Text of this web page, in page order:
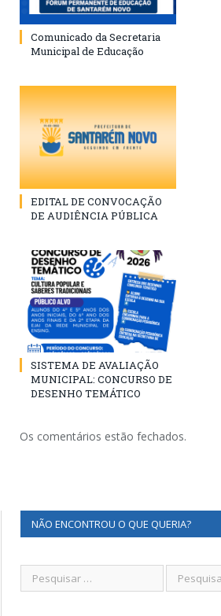
Comunicado da Secretaria
Municipal de Educação
EDITAL DE CONVOCAÇÃO
DE AUDIÊNCIA PÚBLICA
SISTEMA DE AVALIAÇÃO
MUNICIPAL: CONCURSO DE
DESENHO TEMÁTICO
Os comentários estão fechados.
NÃO ENCONTROU O QUE QUERIA?